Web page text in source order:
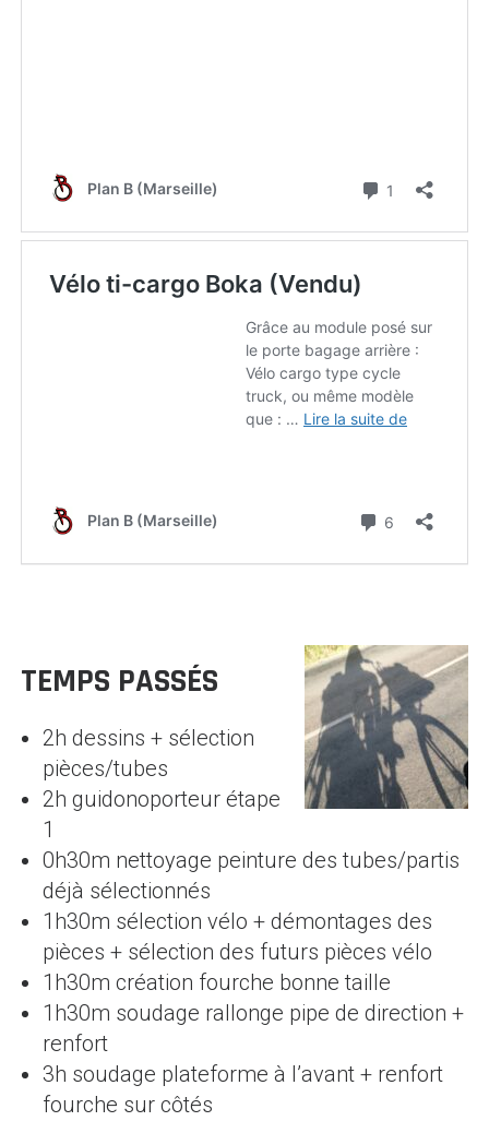
TEMPS PASSÉS
2h dessins + sélection
pièces/tubes
2h guidonoporteur étape
1
0h30m nettoyage peinture des tubes/partis
déjà sélectionnés
1h30m sélection vélo + démontages des
pièces + sélection des futurs pièces vélo
1h30m création fourche bonne taille
1h30m soudage rallonge pipe de direction +
renfort
3h soudage plateforme à l’avant + renfort
fourche sur côtés